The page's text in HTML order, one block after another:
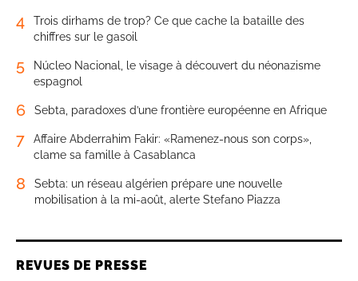
4
Trois dirhams de trop? Ce que cache la bataille des
chiffres sur le gasoil
5
Núcleo Nacional, le visage à découvert du néonazisme
espagnol
6 Sebta, paradoxes d’une frontière européenne en Afrique
7
Affaire Abderrahim Fakir: «Ramenez-nous son corps»,
clame sa famille à Casablanca
8
Sebta: un réseau algérien prépare une nouvelle
mobilisation à la mi-août, alerte Stefano Piazza
REVUES DE PRESSE